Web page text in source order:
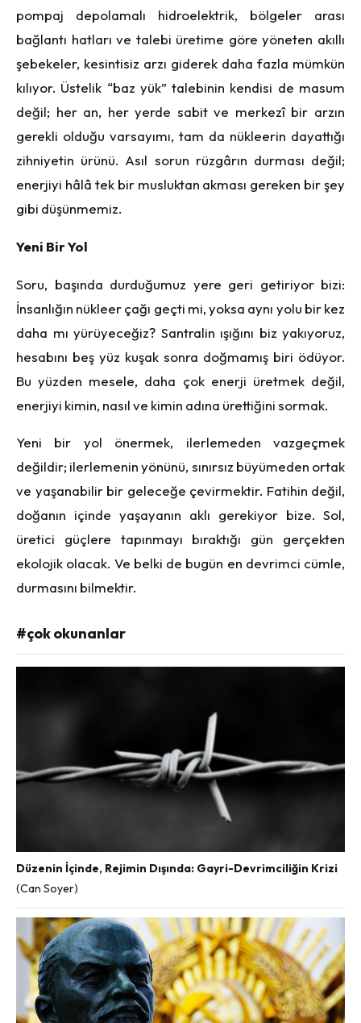
pompaj depolamalı hidroelektrik, bölgeler arası
bağlantı hatları ve talebi üretime göre yöneten akıllı
şebekeler, kesintisiz arzı giderek daha fazla mümkün
kılıyor. Üstelik “baz yük” talebinin kendisi de masum
değil; her an, her yerde sabit ve merkezî bir arzın
gerekli olduğu varsayımı, tam da nükleerin dayattığı
zihniyetin ürünü. Asıl sorun rüzgârın durması değil;
enerjiyi hâlâ tek bir musluktan akması gereken bir şey
gibi düşünmemiz.
Yeni Bir Yol
Soru, başında durduğumuz yere geri getiriyor bizi:
İnsanlığın nükleer çağı geçti mi, yoksa aynı yolu bir kez
daha mı yürüyeceğiz? Santralin ışığını biz yakıyoruz,
hesabını beş yüz kuşak sonra doğmamış biri ödüyor.
Bu yüzden mesele, daha çok enerji üretmek değil,
enerjiyi kimin, nasıl ve kimin adına ürettiğini sormak.
Yeni bir yol önermek, ilerlemeden vazgeçmek
değildir; ilerlemenin yönünü, sınırsız büyümeden ortak
ve yaşanabilir bir geleceğe çevirmektir. Fatihin değil,
doğanın içinde yaşayanın aklı gerekiyor bize. Sol,
üretici güçlere tapınmayı bıraktığı gün gerçekten
ekolojik olacak. Ve belki de bugün en devrimci cümle,
durmasını bilmektir.
#çok okunanlar
Düzenin İçinde, Rejimin Dışında: Gayri-Devrimciliğin Krizi
(Can Soyer)